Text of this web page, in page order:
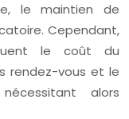
le maintien de
Cependant,
le coût du
rendez-vous et le
alors